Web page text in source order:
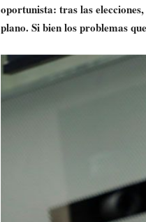
oportunista: tras las
plano. Si bien los problemas